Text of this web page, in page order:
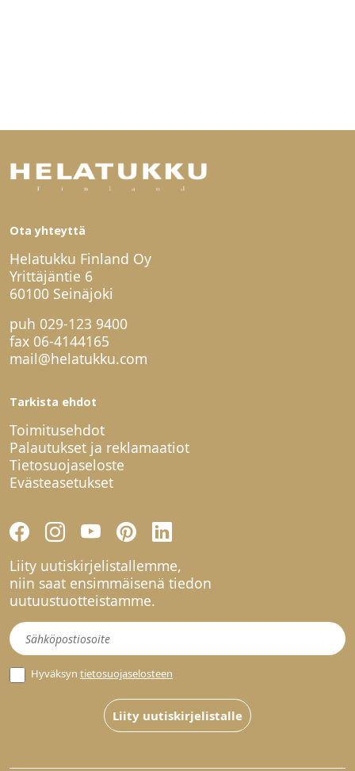
Ota yhteyttä
Helatukku Finland Oy
Yrittäjäntie 6
60100 Seinäjoki
puh 029-123 9400
fax 06-4144165
mail@helatukku.com
Tarkista ehdot
Toimitusehdot
Palautukset ja reklamaatiot
Tietosuojaseloste
Evästeasetukset
Liity uutiskirjelistallemme,
niin saat ensimmäisenä tiedon
uutuustuotteistamme.
Uutiskirje
Hyväksyn tietosuojaselosteen
Liity uutiskirjelistalle